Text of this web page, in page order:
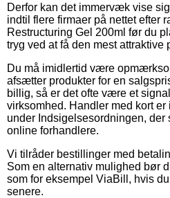
Derfor kan det immervæk vise
indtil flere firmaer på nettet efter
Restructuring Gel 200ml før du
tryg ved at få den mest attraktive
Du må imidlertid være
afsætter produkter for en
billig, så er det ofte være et
virksomhed. Handler med kort
under Indsigelsesordningen,
online forhandlere.
Vi tilråder bestillinger med
Som en alternativ mulighed bør
som for eksempel ViaBill, hvis
senere.